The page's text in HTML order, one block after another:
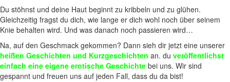
Du stöhnst und deine Haut beginnt zu kribbeln und zu glühen.
Gleichzeitig fragst du dich, wie lange er dich wohl noch über seinem
Knie behalten wird. Und was danach noch passieren wird…
Na, auf den Geschmack gekommen? Dann sieh dir jetzt eine unserer
heißen Geschichten und Kurzgeschichten an. du veröffentlichst
einfach eine eigene erotische Geschichte bei uns. Wir sind
gespannt und freuen uns auf jeden Fall, dass du da bist!